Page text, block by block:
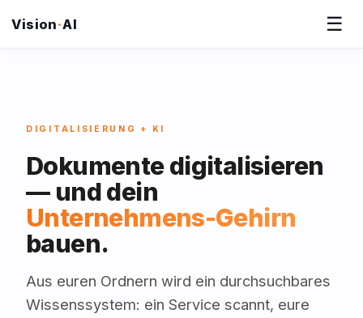
Vision·AI ☰
DIGITALISIERUNG + KI
Dokumente digitalisieren
— und dein
Unternehmens-Gehirn
bauen.
Aus euren Ordnern wird ein durchsuchbares
Wissenssystem: ein Service scannt, eure